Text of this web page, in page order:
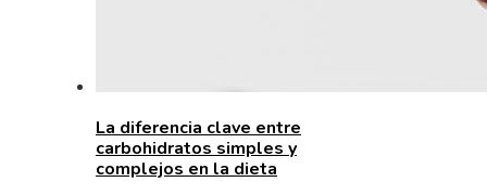
La diferencia clave entre
carbohidratos simples y
complejos en la dieta